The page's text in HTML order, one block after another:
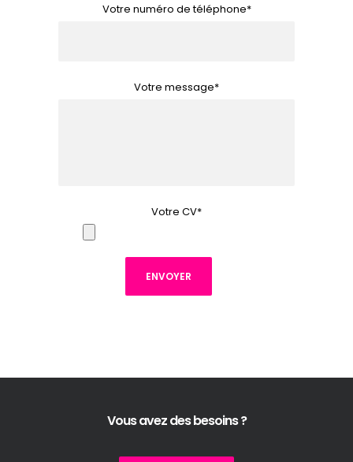
Votre numéro de téléphone*
Votre message*
Votre CV*
Vous avez des besoins ?